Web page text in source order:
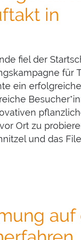
in
fiel der
für
ein
Ort zu
und das
auf